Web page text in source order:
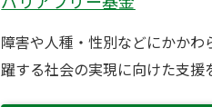
障害や人種・性別などにかかわ
躍する社会の実現に向けた支援